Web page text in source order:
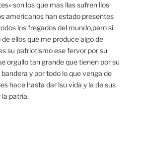
son los que mas llas sufren llos
americanos han estado presentes
los fregados del mundo,pero si
de ellos que me produce algo de
su patriotismo ese fervor por su
orgullo tan grande que tienen por su
y por todo lo que venga de
hace hasta dar lsu vida y la de sus
la patria.